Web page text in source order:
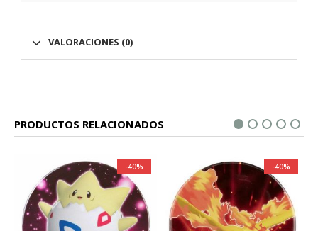
VALORACIONES (0)
PRODUCTOS RELACIONADOS
-40% -40%